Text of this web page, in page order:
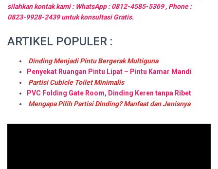
silahkan kontak kami : WhatsApp : 0812-4585-5369 , Phone :
0823-9928-2439 untuk konsultasi Gratis.
ARTIKEL POPULER :
Dinding Menjadi Pintu Bergerak Multiguna
Penyekat Ruangan Pintu Lipat – Pintu Kamar Mandi
Partisi Cubicle Toilet Minimalis
PVC Folding Gate Room, Dinding Keren tanpa Ribet
Mengapa Pilih Partisi Dinding? Manfaat dan Jenisnya